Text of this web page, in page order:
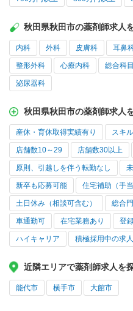
秋田県秋田市の薬剤師求人
内科 外科 皮膚科 耳鼻
整形外科 心療内科 総合科目
泌尿器科
秋田県秋田市の薬剤師求人
産休・育休取得実績有り スキ
店舗数10～29 店舗数30以上
原則、引越しを伴う転勤なし
新卒も応募可能 住宅補助（手
土日休み（相談可含む） 総合
車通勤可 在宅業務あり 登
ハイキャリア 積極採用中の求人
近隣エリアで薬剤師求人を
能代市 横手市 大館市